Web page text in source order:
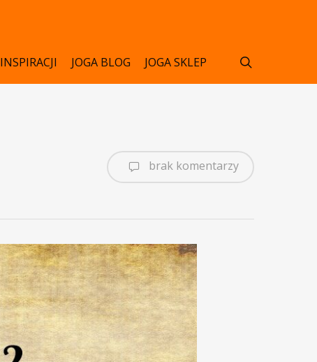
JOGA BLOG JOGA SKLEP
brak komentarzy